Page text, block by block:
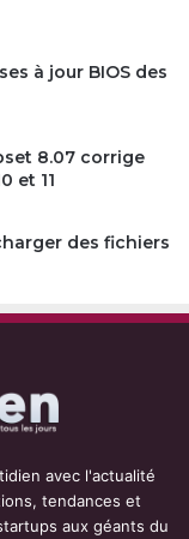
à jour BIOS des
8.07 corrige
et 11
des fichiers
avec l'actualité
tendances et
aux géants du